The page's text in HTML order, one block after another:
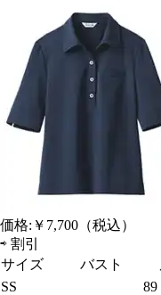
価格: ￥7,700 （税込）
⇨ 割引
サイズ
バスト
SS
89